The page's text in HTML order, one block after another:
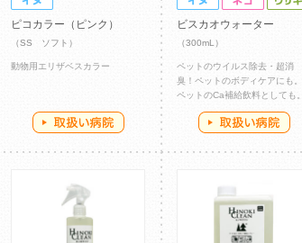
ピコカラー（ピンク）
（SS ソフト）
動物用エリザベスカラー
ビスカオウォーター
（300mL）
ペットのウイルス除去・超消
臭！ペットのボディケアにも。
ペットのCa補給飲料としても。